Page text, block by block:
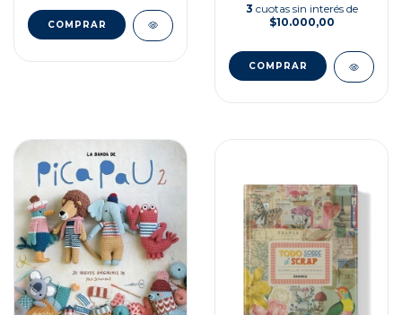
3 cuotas sin interés de
$10.000,00